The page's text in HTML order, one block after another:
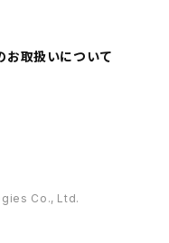
お取扱いについて
Co., Ltd.